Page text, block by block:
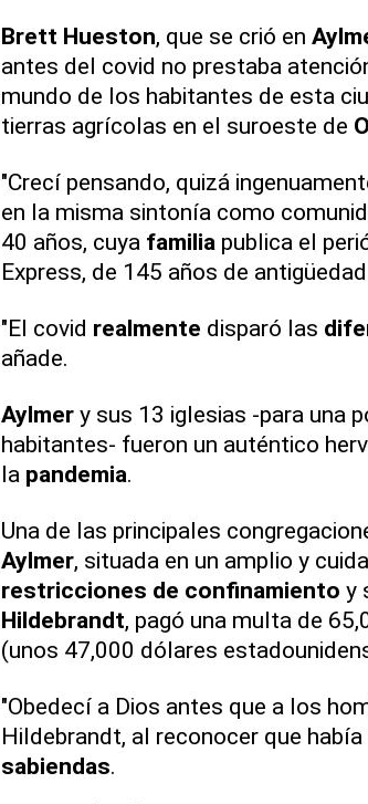
Brett Hueston, que se crió en
antes del covid no prestaba
mundo de los habitantes de esta
tierras agrícolas en el suroeste de
"Crecí pensando, quizá
en la misma sintonía como
40 años, cuya familia publica el
Express, de 145 años de
"El covid realmente disparó las
añade.
Aylmery sus 13 iglesias -para una
habitantes- fueron un auténtico
la pandemia.
Una de las principales
Aylmer, situada en un amplio y
restricciones de confinamiento y
Hildebrandt, pagó una multa de
(unos 47,000 dólares
"Obedecí a Dios antes que a los
Hildebrandt, al reconocer que había
sabiendas.